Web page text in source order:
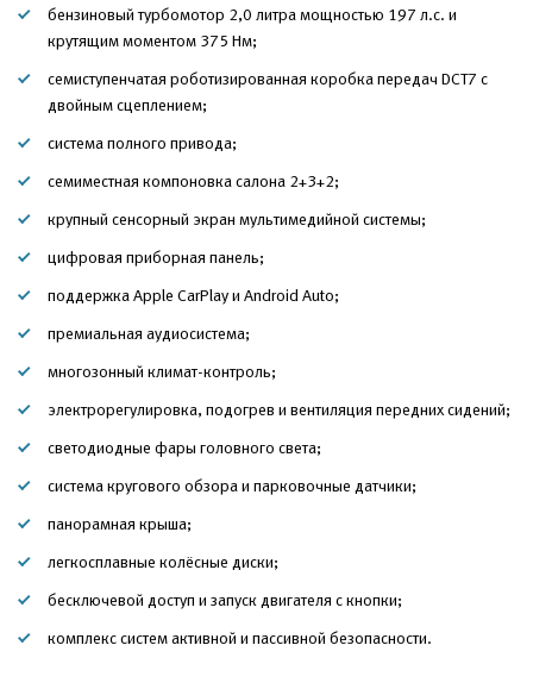
бензиновый турбомотор 2,0 литра мощностью 197 л.с. и
крутящим моментом 375 Нм;
семиступенчатая роботизированная коробка передач DCT7 с
двойным сцеплением;
система полного привода;
семиместная компоновка салона 2+3+2;
крупный сенсорный экран мультимедийной системы;
цифровая приборная панель;
поддержка Apple CarPlay и Android Auto;
премиальная аудиосистема;
многозонный климат-контроль;
электрорегулировка, подогрев и вентиляция передних сидений;
светодиодные фары головного света;
система кругового обзора и парковочные датчики;
панорамная крыша;
легкосплавные колёсные диски;
бесключевой доступ и запуск двигателя с кнопки;
комплекс систем активной и пассивной безопасности.